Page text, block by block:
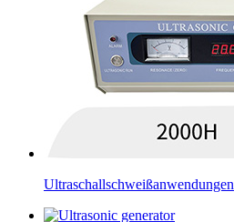
Ultraschallschweißanwendungen